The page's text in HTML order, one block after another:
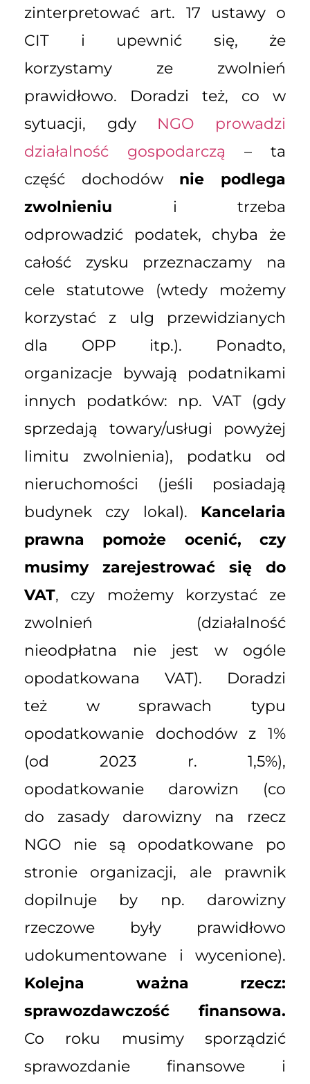
zinterpretować art. 17 ustawy o
CIT i upewnić się, że
korzystamy ze zwolnień
prawidłowo. Doradzi też, co w
sytuacji, gdy NGO prowadzi
działalność gospodarczą – ta
część dochodów nie podlega
zwolnieniu i trzeba
odprowadzić podatek, chyba że
całość zysku przeznaczamy na
cele statutowe (wtedy możemy
korzystać z ulg przewidzianych
dla OPP itp.). Ponadto,
organizacje bywają podatnikami
innych podatków: np. VAT (gdy
sprzedają towary/usługi powyżej
limitu zwolnienia), podatku od
nieruchomości (jeśli posiadają
budynek czy lokal). Kancelaria
prawna pomoże ocenić, czy
musimy zarejestrować się do
VAT, czy możemy korzystać ze
zwolnień (działalność
nieodpłatna nie jest w ogóle
opodatkowana VAT). Doradzi
też w sprawach typu
opodatkowanie dochodów z 1%
(od 2023 r. 1,5%),
opodatkowanie darowizn (co
do zasady darowizny na rzecz
NGO nie są opodatkowane po
stronie organizacji, ale prawnik
dopilnuje by np. darowizny
rzeczowe były prawidłowo
udokumentowane i wycenione).
Kolejna ważna rzecz:
sprawozdawczość finansowa.
Co roku musimy sporządzić
sprawozdanie finansowe i